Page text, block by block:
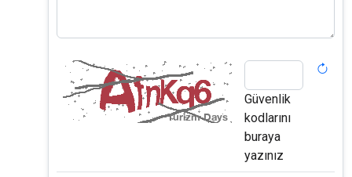
Güvenlik
kodlarını
buraya
yazınız